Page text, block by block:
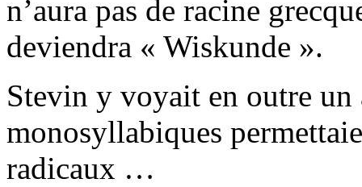
n’aura pas de racine
deviendra « Wiskunde ».
Stevin y voyait en outre un
monosyllabiques
radicaux …